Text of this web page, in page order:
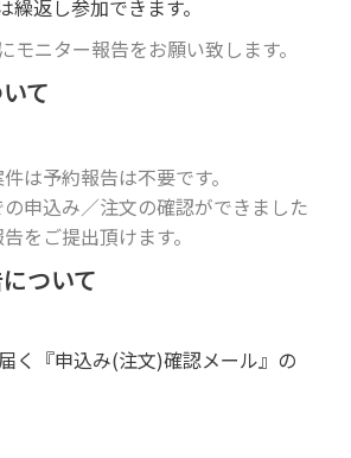
繰返し参加できます。
モニター報告をお願い致します。
て
は予約報告は不要です。
申込み／注文の確認ができました
をご提出頂けます。
ついて
く『申込み(注文)確認メール』の